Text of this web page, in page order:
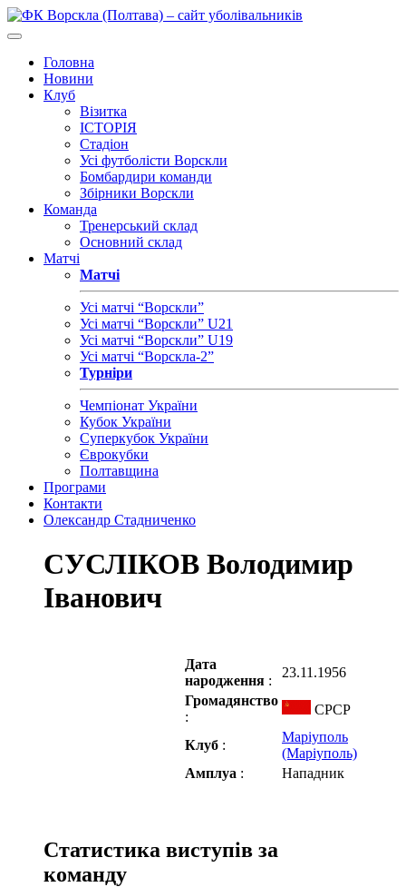
Головна
Новини
Клуб
Візитка
ІСТОРІЯ
Стадіон
Усі футболісти Ворскли
Бомбардири команди
Збірники Ворскли
Команда
Тренерський склад
Основний склад
Матчі
Матчі
Усі матчі “Ворскли”
Усі матчі “Ворскли” U21
Усі матчі “Ворскли” U19
Усі матчі “Ворскла-2”
Турніри
Чемпіонат України
Кубок України
Суперкубок України
Єврокубки
Полтавщина
Програми
Контакти
Олександр Стадниченко
СУСЛІКОВ Володимир
Іванович
Дата
народження :
23.11.1956
Громадянство
:
СРСР
Клуб :
Маріуполь
(Маріуполь)
Амплуа : Нападник
Статистика виступів за
команду